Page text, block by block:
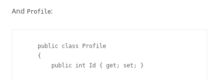
And Profile:
    public class Profile
    {
        public int Id { get; set; }